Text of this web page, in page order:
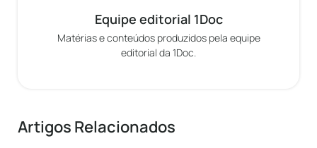
Equipe editorial 1Doc
Matérias e conteúdos produzidos pela equipe
editorial da 1Doc.
Artigos Relacionados